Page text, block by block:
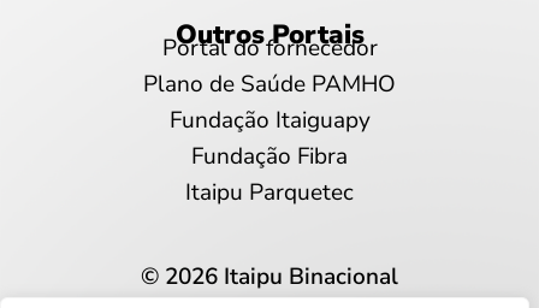
Outros Portais
Portal do fornecedor
Plano de Saúde PAMHO
Fundação Itaiguapy
Fundação Fibra
Itaipu Parquetec
© 2026 Itaipu Binacional